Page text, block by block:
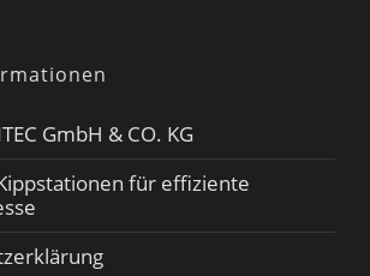
GmbH & CO. KG
für effiziente